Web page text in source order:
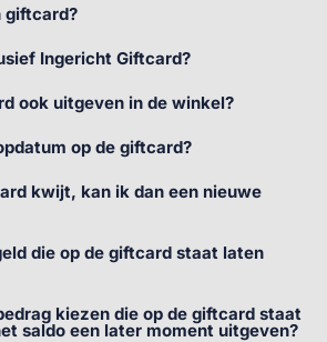
giftcard?
Ingericht Giftcard?
ook uitgeven in de winkel?
op de giftcard?
kwijt, kan ik dan een nieuwe
die op de giftcard staat laten
kiezen die op de giftcard staat
saldo een later moment uitgeven?